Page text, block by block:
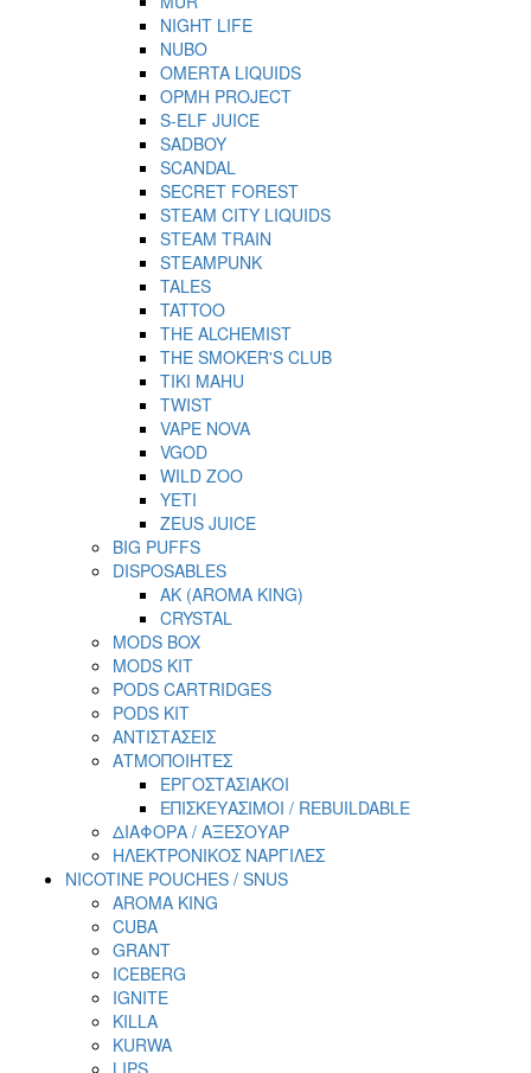
NIGHT LIFE
NUBO
OMERTA LIQUIDS
OPMH PROJECT
S-ELF JUICE
SADBOY
SCANDAL
SECRET FOREST
STEAM CITY LIQUIDS
STEAM TRAIN
STEAMPUNK
TALES
TATTOO
THE ALCHEMIST
THE SMOKER'S CLUB
TIKI MAHU
TWIST
VAPE NOVA
VGOD
WILD ZOO
YETI
ZEUS JUICE
BIG PUFFS
DISPOSABLES
AK (AROMA KING)
CRYSTAL
MODS BOX
MODS KIT
PODS CARTRIDGES
PODS KIT
ΑΝΤΙΣΤΑΣΕΙΣ
ΑΤΜΟΠΟΙΗΤΕΣ
ΕΡΓΟΣΤΑΣΙΑΚΟΙ
ΕΠΙΣΚΕΥΑΣΙΜΟΙ / REBUILDABLE
ΔΙΑΦΟΡΑ / ΑΞΕΣΟΥΑΡ
ΗΛΕΚΤΡΟΝΙΚΟΣ ΝΑΡΓΙΛΕΣ
NICOTINE POUCHES / SNUS
AROMA KING
CUBA
GRANT
ICEBERG
IGNITE
KILLA
KURWA
LIPS